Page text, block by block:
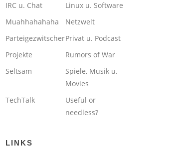
IRC u. Chat
Linux u. Software
Muahhahahaha
Netzwelt
ParteigezwitscherPrivat u. Podcast
Projekte
Rumors of War
Seltsam
Spiele, Musik u.
Movies
TechTalk
Useful or
needless?
LINKS